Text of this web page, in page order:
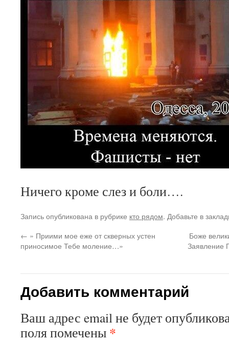
Ничего кроме слез и боли….
Запись опубликована в рубрике кто рядом. Добавьте в
← » Приими мое еже от скверных устен
приносимое Тебе моление…»
Боже
Заявление
Добавить комментарий
Ваш адрес email не будет
поля помечены *